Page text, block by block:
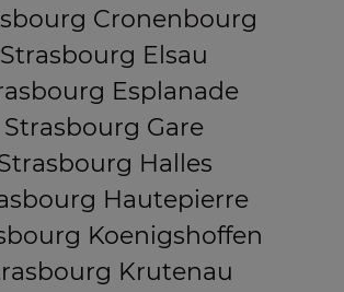
Cronenbourg
Strasbourg Elsau
Esplanade
Strasbourg Gare
Halles
Hautepierre
Koenigshoffen
Krutenau